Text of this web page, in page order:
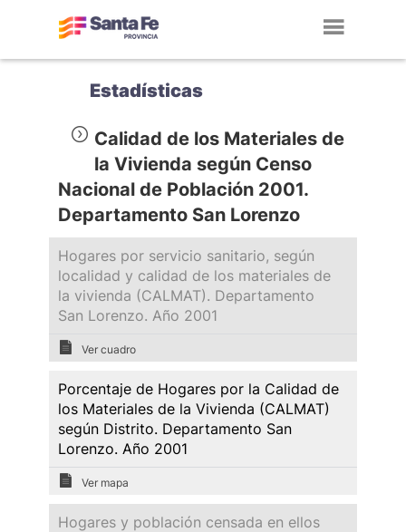
Estadísticas
Calidad de los Materiales de
la Vivienda según Censo
Nacional de Población 2001.
Departamento San Lorenzo
Hogares por servicio sanitario, según
localidad y calidad de los materiales de
la vivienda (CALMAT). Departamento
San Lorenzo. Año 2001
Ver cuadro
Porcentaje de Hogares por la Calidad de
los Materiales de la Vivienda (CALMAT)
según Distrito. Departamento San
Lorenzo. Año 2001
Ver mapa
Hogares y población censada en ellos